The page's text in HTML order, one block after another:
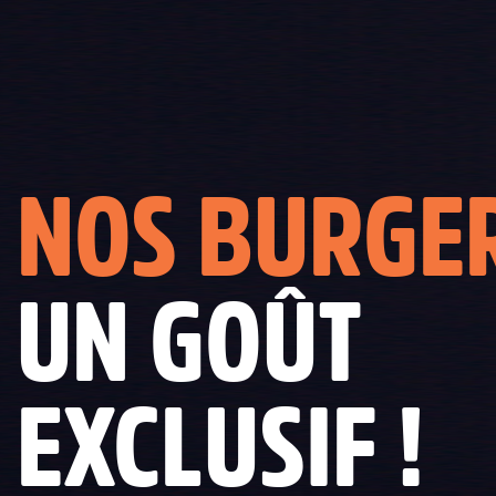
NOS
UN GOÛT
EXCLUSIF !